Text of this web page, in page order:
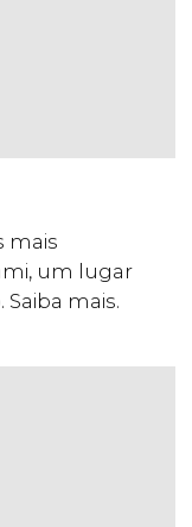
mais
um lugar
mais.